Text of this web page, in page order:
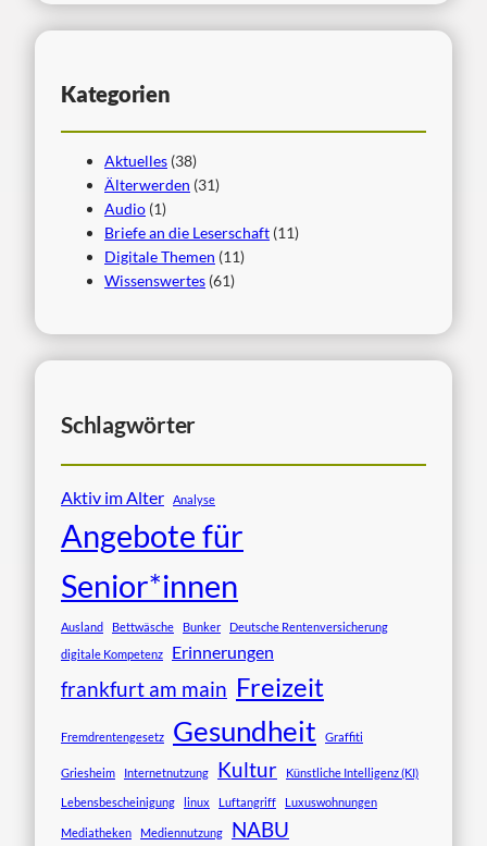
Kategorien
Aktuelles (38)
Älterwerden (31)
Audio (1)
Briefe an die Leserschaft (11)
Digitale Themen (11)
Wissenswertes (61)
Schlagwörter
Aktiv im Alter Analyse
Angebote für
Senior*innen
Ausland Bettwäsche Bunker
Deutsche Rentenversicherung
digitale Kompetenz
Erinnerungen
frankfurt am main Freizeit
Fremdrentengesetz Gesundheit Graffiti
Griesheim Internetnutzung Kultur Künstliche Intelligenz (KI)
Lebensbescheinigung linux Luftangriff Luxuswohnungen
Mediatheken Mediennutzung NABU